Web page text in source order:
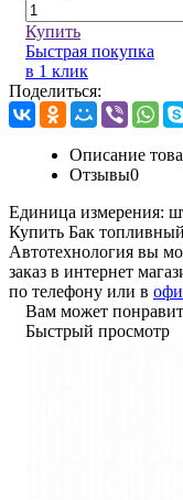
Купить
Быстрая покупка
в 1 клик
Поделиться:
Описание
Отзывы0
Единица измерения:
Купить Бак
Автотехнология вы
заказ в интернет
по телефону или в
Вам может
Быстрый просмотр